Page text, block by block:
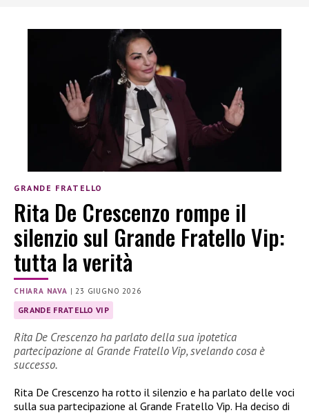
GRANDE FRATELLO
Rita De Crescenzo rompe il
silenzio sul Grande Fratello Vip:
tutta la verità
CHIARA NAVA | 23 GIUGNO 2026
GRANDE FRATELLO VIP
Rita De Crescenzo ha parlato della sua ipotetica
partecipazione al Grande Fratello Vip, svelando cosa è
successo.
Rita De Crescenzo ha rotto il silenzio e ha parlato delle voci
sulla sua partecipazione al Grande Fratello Vip. Ha deciso di